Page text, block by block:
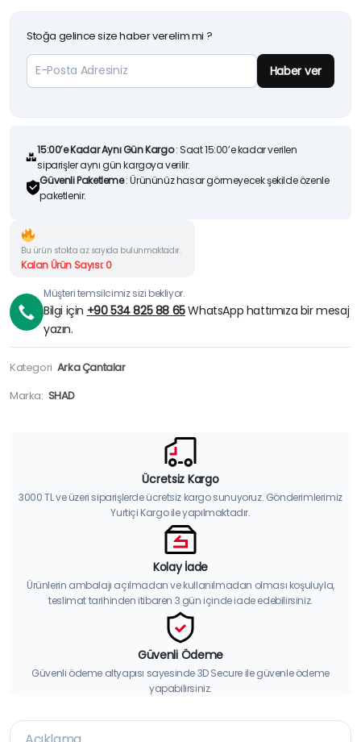
Stoğa gelince size haber verelim mi ?
Haber ver
15:00’e Kadar Aynı Gün Kargo: Saat 15:00’e kadar verilen
siparişler aynı gün kargoya verilir.
Güvenli Paketleme: Ürününüz hasar görmeyecek şekilde özenle
paketlenir.
Bu ürün stokta az sayıda bulunmaktadır.
Kalan Ürün Sayısı: 0
Müşteri temsilcimiz sizi bekliyor.
Bilgi için +90 534 825 88 65WhatsApp hattımıza bir mesaj
yazın.
Kategori Arka Çantalar
Marka: SHAD
Ücretsiz Kargo
3000 TL ve üzeri siparişlerde ücretsiz kargo sunuyoruz. Gönderimlerimiz
Yurtiçi Kargo ile yapılmaktadır.
Kolay İade
Ürünlerin ambalajı açılmadan ve kullanılmadan olması koşuluyla,
teslimat tarihinden itibaren 3 gün içinde iade edebilirsiniz.
Güvenli Ödeme
Güvenli ödeme altyapısı sayesinde 3D Secure ile güvenle ödeme
yapabilirsiniz.